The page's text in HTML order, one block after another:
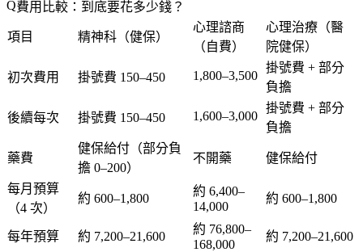
費用比較：到底要花多少錢？
項目 精神科（健保）
心理諮商
（自費）
心理治療（醫
院健保）
初次費用 掛號費 150–450 1,800–3,500
掛號費 + 部分
負擔
後續每次 掛號費 150–450 1,600–3,000
掛號費 + 部分
負擔
藥費
健保給付（部分負
擔 0–200）
不開藥 健保給付
每月預算
（4 次）
約 600–1,800
約 6,400–
14,000
約 600–1,800
每年預算 約 7,200–21,600
約 76,800–
168,000
約 7,200–21,600